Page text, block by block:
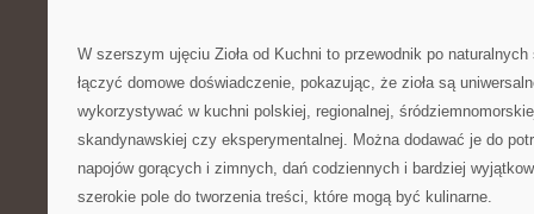
W szerszym ujęciu Zioła od Kuchni to przewodnik po
łączyć domowe doświadczenie, pokazując, że zioła są
wykorzystywać w kuchni polskiej, regionalnej,
skandynawskiej czy eksperymentalnej. Można dodawać je do
napojów gorących i zimnych, dań codziennych i bardziej
szerokie pole do tworzenia treści, które mogą być kulinarne.